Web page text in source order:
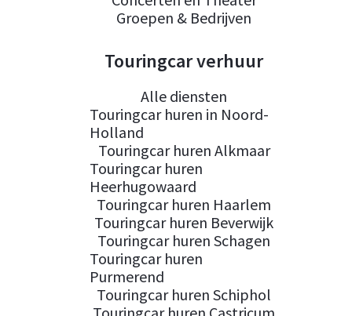
Groepen & Bedrijven
Touringcar verhuur
Alle diensten
Touringcar huren in Noord-
Holland
Touringcar huren Alkmaar
Touringcar huren
Heerhugowaard
Touringcar huren Haarlem
Touringcar huren Beverwijk
Touringcar huren Schagen
Touringcar huren
Purmerend
Touringcar huren Schiphol